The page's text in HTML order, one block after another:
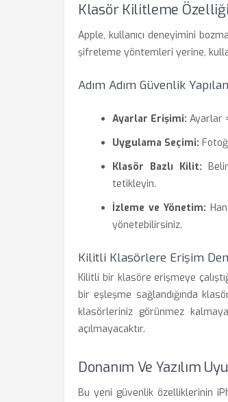
Klasör Kilitleme Özelliği
Apple, kullanıcı deneyimini
şifreleme yöntemleri yerine,
Adım Adım Güvenlik
Ayarlar Erişimi: Ayarlar
Uygulama Seçimi:
Klasör Bazlı Kilit:
tetikleyin.
İzleme ve Yönetim:
yönetebilirsiniz.
Kilitli Klasörlere Erişim
Kilitli bir klasöre erişmeye
bir eşleşme sağlandığında
klasörleriniz görünmez
açılmayacaktır.
Donanım Ve Yazılım
Bu yeni güvenlik özelliklerinin